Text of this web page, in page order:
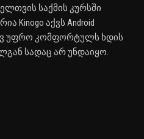
საქმის კურსში
Kinogo აქვს Android
უფრო კომფორტულს ხდის
სადაც არ უნდაიყო.